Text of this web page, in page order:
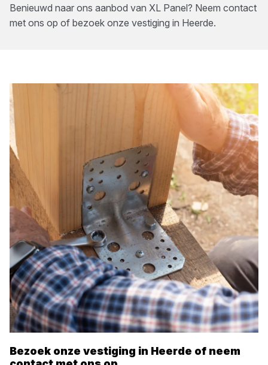
Benieuwd naar ons aanbod van XL Panel? Neem contact
met ons op of bezoek onze vestiging in Heerde.
Bezoek onze vestiging in Heerde of neem